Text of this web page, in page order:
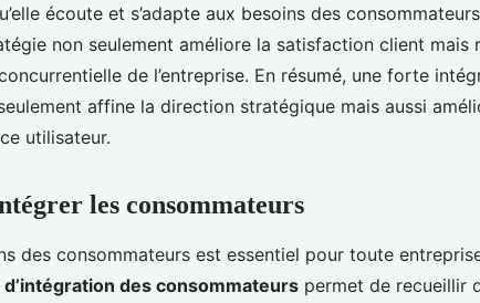
écoute et s’adapte aux besoins des
non seulement améliore la satisfaction client mais
de l’entreprise. En résumé, une forte
affine la direction stratégique mais aussi
utilisateur.
les consommateurs
des consommateurs est essentiel pour toute
des consommateurs permet de recueillir